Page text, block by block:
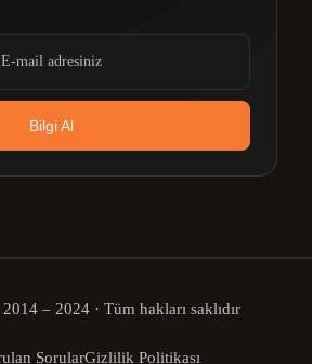
Bilgi Al
– 2024 · Tüm hakları saklıdır
SorularGizlilik Politikası